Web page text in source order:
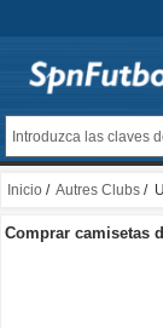
Inicio / Autres Clubs /
Comprar camisetas